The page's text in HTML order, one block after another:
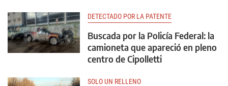
DETECTADO POR LA PATENTE
Buscada por la Policía Federal: la
camioneta que apareció en pleno
centro de Cipolletti
SOLO UN RELLENO